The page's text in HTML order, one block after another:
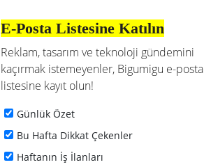
E-Posta Listesine Katılın
Reklam, tasarım ve teknoloji gündemini
kaçırmak istemeyenler, Bigumigu e-posta
listesine kayıt olun!
Günlük Özet
Bu Hafta Dikkat Çekenler
Haftanın İş İlanları